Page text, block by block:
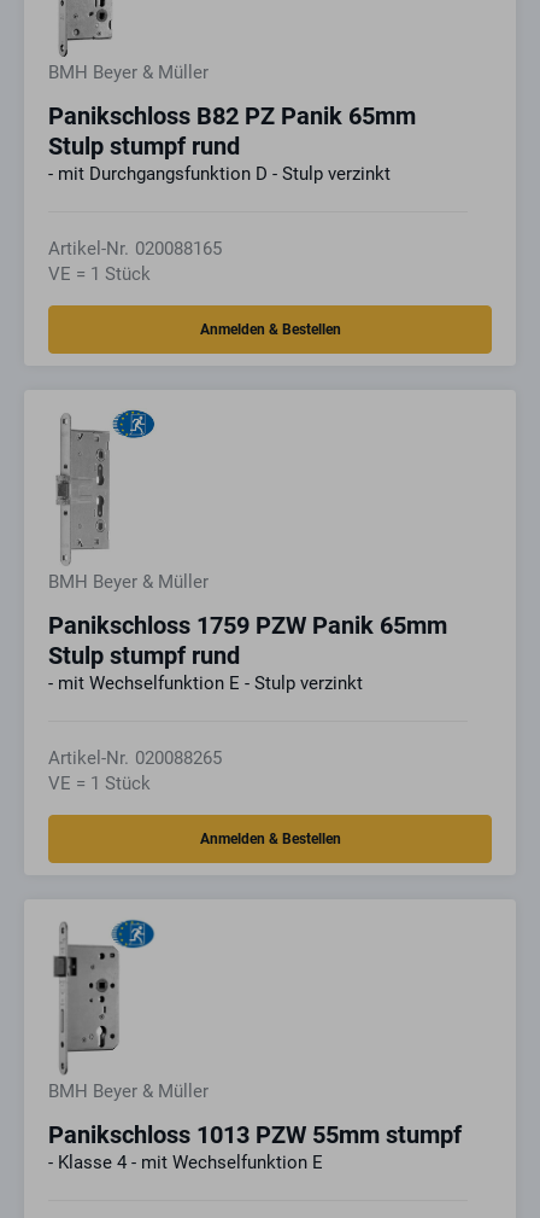
BMH Beyer & Müller
Panikschloss B82 PZ Panik 65mm
Stulp stumpf rund
- mit Durchgangsfunktion D - Stulp verzinkt
Artikel-Nr. 020088165
VE = 1 Stück
BMH Beyer & Müller
Panikschloss 1759 PZW Panik 65mm
Stulp stumpf rund
- mit Wechselfunktion E - Stulp verzinkt
Artikel-Nr. 020088265
VE = 1 Stück
BMH Beyer & Müller
Panikschloss 1013 PZW 55mm stumpf
- Klasse 4 - mit Wechselfunktion E